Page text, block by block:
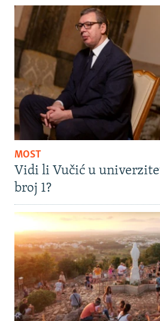
MOST
Vidi li Vučić u
broj 1?